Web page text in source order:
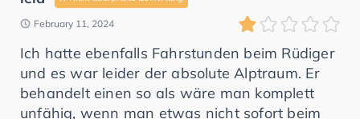
February 11, 2024
Ich hatte ebenfalls Fahrstunden beim Rüdiger
und es war leider der absolute Alptraum. Er
behandelt einen so als wäre man komplett
unfähig, wenn man etwas nicht sofort beim